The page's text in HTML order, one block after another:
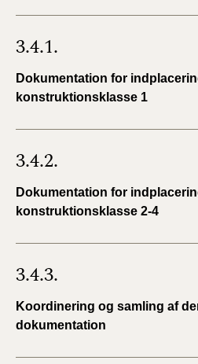
3.4.1.
Dokumentation for
konstruktionsklasse 1
3.4.2.
Dokumentation for
konstruktionsklasse 2-4
3.4.3.
Koordinering og samling af
dokumentation